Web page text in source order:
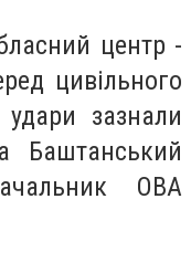
центр -
цивільного
зазнали
Баштанський
ОВА